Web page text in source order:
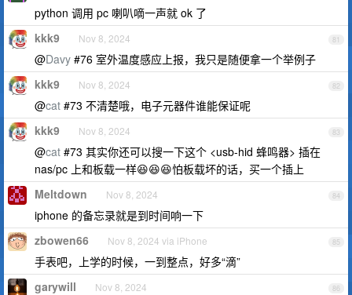
python 调用 pc 喇叭嘀一声就 ok 了
81
kkk9 Nov 8, 2024
@Davy #76 室外温度感应上报，我只是随便拿一个举例子
82
kkk9 Nov 8, 2024
@cat #73 不清楚哦，电子元器件谁能保证呢
83
kkk9 Nov 8, 2024
@cat #73 其实你还可以搜一下这个 <usb-hid 蜂鸣器> 插在
nas/pc 上和板载一样😆😆😆怕板载坏的话，买一个插上
84
Meltdown Nov 8, 2024
iphone 的备忘录就是到时间响一下
85
zbowen66 Nov 8, 2024 via iPhone
手表吧，上学的时候，一到整点，好多“滴”
86
garywill Nov 8, 2024